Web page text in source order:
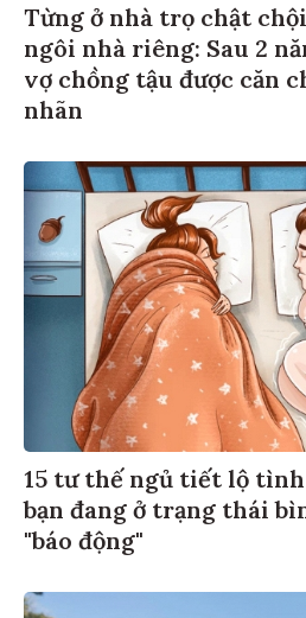
Từng ở nhà trọ chật
ngôi nhà riêng: Sau 2
vợ chồng tậu được căn
nhãn
15 tư thế ngủ tiết lộ
bạn đang ở trạng thái
"báo động"